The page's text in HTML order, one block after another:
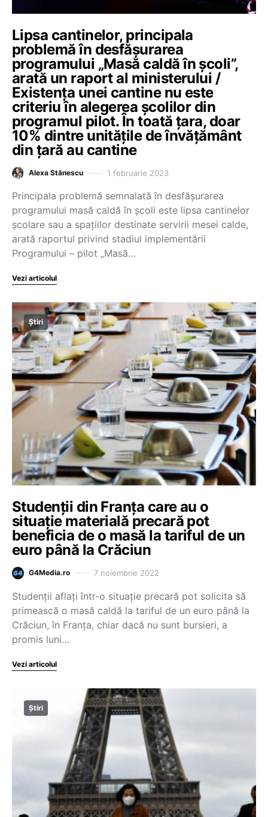
Lipsa cantinelor, principala
problemă în desfășurarea
programului „Masă caldă în școli”,
arată un raport al ministerului /
Existența unei cantine nu este
criteriu în alegerea școlilor din
programul pilot. În toată țara, doar
10% dintre unitățile de învățământ
din țară au cantine
Alexa Stănescu 1 februarie 2023
Principala problemă semnalată în desfășurarea
programului masă caldă în școli este lipsa cantinelor
școlare sau a spațiilor destinate servirii mesei calde,
arată raportul privind stadiul implementării
Programului – pilot „Masă…
Vezi articolul
Știri
Studenții din Franța care au o
situație materială precară pot
beneficia de o masă la tariful de un
euro până la Crăciun
G4Media.ro 7 noiembrie 2022
Studenţii aflaţi într-o situaţie precară pot solicita să
primească o masă caldă la tariful de un euro până la
Crăciun, în Franţa, chiar dacă nu sunt bursieri, a
promis luni…
Vezi articolul
Știri